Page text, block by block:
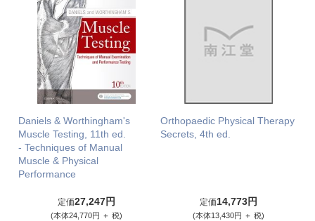
Daniels & Worthingham's
Muscle Testing, 11th ed.
- Techniques of Manual
Muscle & Physical
Performance
定価27,247円
(本体24,770円 ＋ 税)
Orthopaedic Physical Therapy
Secrets, 4th ed.
定価14,773円
(本体13,430円 ＋ 税)